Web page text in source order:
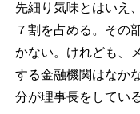
先細り気味とはいえ
７割を占める。その
かない。けれども、
する金融機関はなか
分が理事長をしてい